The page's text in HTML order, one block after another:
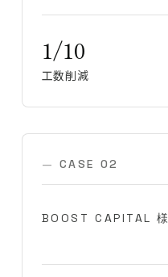
1/10
工数削減
CASE 02
BOOST CAPITAL 様